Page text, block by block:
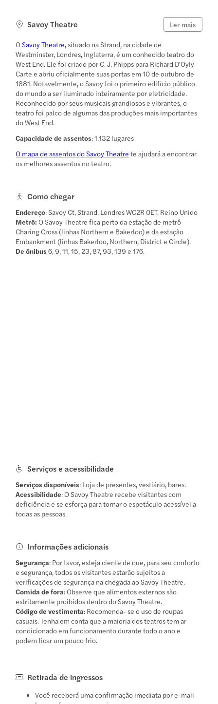
Savoy Theatre Ler mais
OSavoy Theatre, situado na Strand, na cidade de
Westminster, Londres, Inglaterra, é um conhecido teatro do
West End. Ele foi criado por C. J. Phipps para Richard D'Oyly
Carte e abriu oficialmente suas portas em 10 de outubro de
1881. Notavelmente, o Savoy foi o primeiro edifício público
do mundo a ser iluminado inteiramente por eletricidade.
Reconhecido por seus musicais grandiosos e vibrantes, o
teatro foi palco de algumas das produções mais importantes
do West End.
Capacidade de assentos: 1,132 lugares
O mapa de assentos do Savoy Theatre te ajudará a encontrar
os melhores assentos no teatro.
Como chegar
Endereço: Savoy Ct, Strand, Londres WC2R 0ET, Reino Unido
Metrô: O Savoy Theatre fica perto da estação de metrô
Charing Cross (linhas Northern e Bakerloo) e da estação
Embankment (linhas Bakerloo, Northern, District e Circle).
De ônibus 6, 9, 11, 15, 23, 87, 93, 139 e 176.
Serviços e acessibilidade
Serviços disponíveis: Loja de presentes, vestiário, bares.
Acessibilidade: O Savoy Theatre recebe visitantes com
deficiência e se esforça para tornar o espetáculo acessível a
todas as pessoas.
Informações adicionais
Segurança: Por favor, esteja ciente de que, para seu conforto
e segurança, todos os visitantes estarão sujeitos a
verificações de segurança na chegada ao Savoy Theatre.
Comida de fora: Observe que alimentos externos são
estritamente proibidos dentro do Savoy Theatre.
Código de vestimenta: Recomenda- se o uso de roupas
casuais. Tenha em conta que a maioria dos teatros tem ar
condicionado em funcionamento durante todo o ano e
podem ficar um pouco frio.
Retirada de ingressos
Você receberá uma confirmação imediata por e-mail